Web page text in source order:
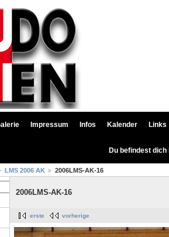
Impressum Infos Kalender Links
Du befindest
LMS 2006 AK 2006LMS-AK-16
2006LMS-AK-16
erste vorherige